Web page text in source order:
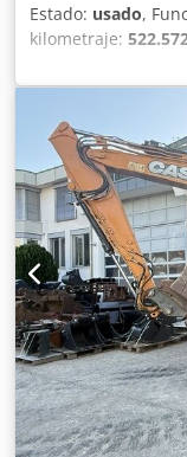
Estado: usado,
kilometraje:
combustible:diésel
, anchura del
espacio de carga:
Mercedes
V6, 184 CV
técnica válida
algunas
estado mecánico.